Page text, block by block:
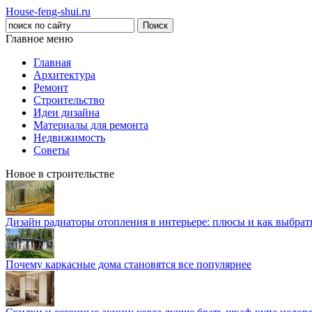
House-feng-shui.ru
Главное меню
Главная
Архитектура
Ремонт
Строительство
Идеи дизайна
Материалы для ремонта
Недвижимость
Советы
Новое в строительстве
Дизайн радиаторы отопления в интерьере: плюсы и как
Почему каркасные дома становятся все популярнее